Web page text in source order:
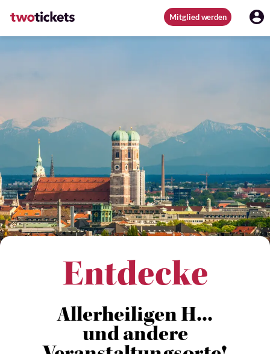
Mitglied werden
Entdecke
Allerheiligen H...
und andere